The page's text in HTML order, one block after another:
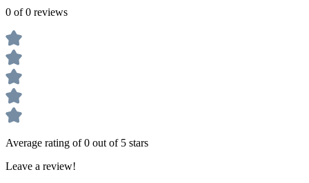
0 of 0 reviews
Average rating of 0 out of 5 stars
Leave a review!